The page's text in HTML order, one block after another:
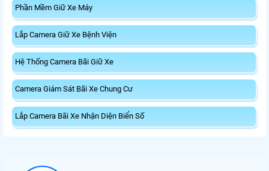
Phần Mềm Giữ Xe Máy
Lắp Camera Giữ Xe Bệnh Viện
Hệ Thống Camera Bãi Giữ Xe
Camera Giám Sát Bãi Xe Chung Cư
Lắp Camera Bãi Xe Nhận Diện Biển Số